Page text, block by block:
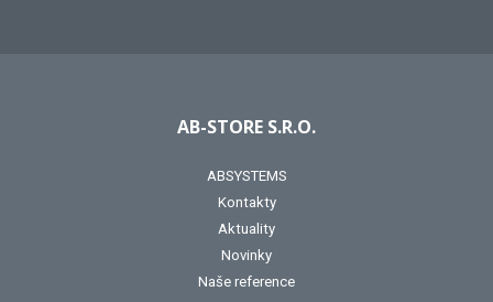
AB-STORE S.R.O.
ABSYSTEMS
Kontakty
Aktuality
Novinky
Naše reference